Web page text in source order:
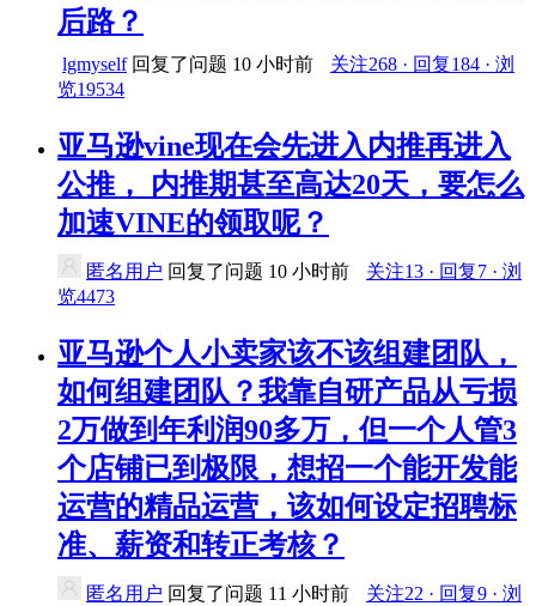
后路？
lgmyself回复了问题 10 小时前
关注268 · 回复184 · 浏
览19534
亚马逊vine现在会先进入内推再进入
公推， 内推期甚至高达20天，要怎么
加速VINE的领取呢？
匿名用户 回复了问题 10 小时前
关注13 · 回复7 · 浏
览4473
亚马逊个人小卖家该不该组建团队，
如何组建团队？我靠自研产品从亏损
2万做到年利润90多万，但一个人管3
个店铺已到极限，想招一个能开发能
运营的精品运营，该如何设定招聘标
准、薪资和转正考核？
匿名用户 回复了问题 11 小时前
关注22 · 回复9 · 浏